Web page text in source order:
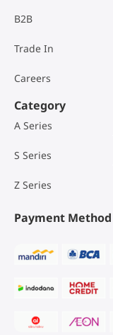
B2B
Trade In
Careers
Category
A Series
S Series
Z Series
Payment Method